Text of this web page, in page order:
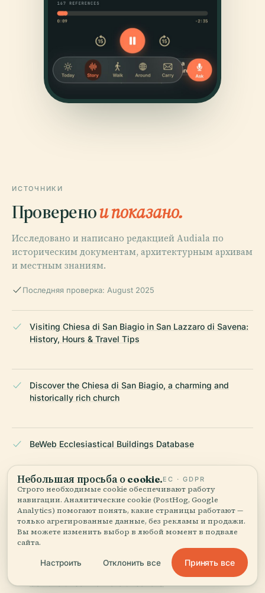
ИСТОЧНИКИ
Проверенои показано.
Исследовано и написано редакцией Audiala по
историческим документам, архитектурным архивам
и местным знаниям.
Последняя проверка: August 2025
Visiting Chiesa di San Biagio in San Lazzaro di Savena:
History, Hours & Travel Tips
Discover the Chiesa di San Biagio, a charming and
historically rich church
BeWeb Ecclesiastical Buildings Database
Catholic Online - Saint Blaise
Emilia-Romagna Turismo
Небольшая просьба о cookie.ЕС · GDPR
Строго необходимые cookie обеспечивают работу
навигации. Аналитические cookie (PostHog, Google
Analytics) помогают понять, какие страницы работают —
только агрегированные данные, без рекламы и продажи.
Вы можете изменить выбор в любой момент в подвале
сайта.
Настроить Отклонить все Принять все